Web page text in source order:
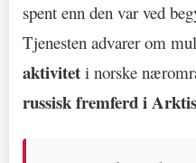
spent enn den var ved
Tjenesten advarer om
aktivitet i norske
russisk fremferd i Arktis